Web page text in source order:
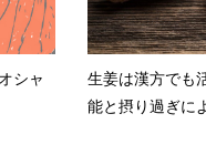
シャ
生姜は漢方でも
能と摂り過ぎに